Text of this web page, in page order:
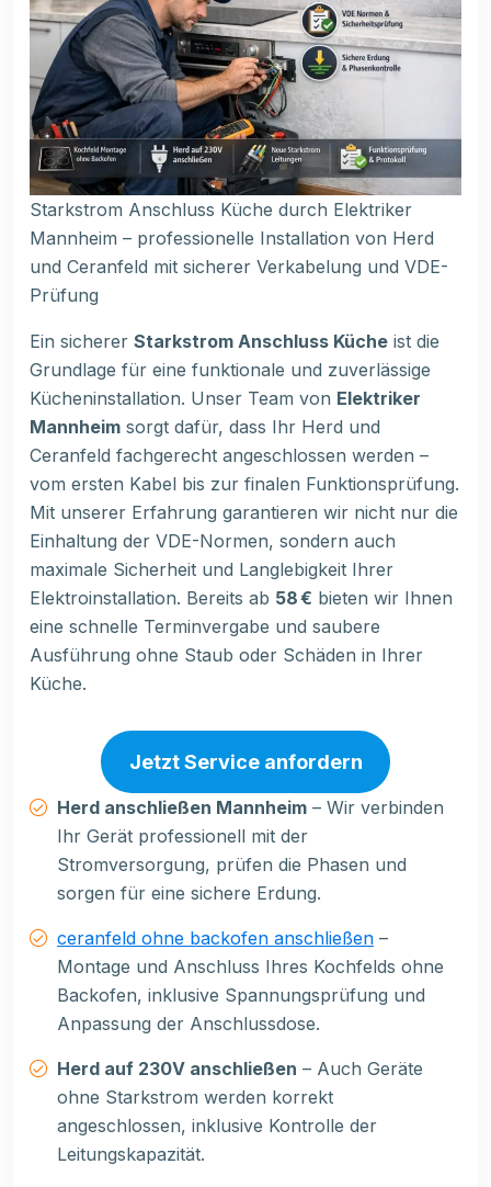
Starkstrom Anschluss Küche durch Elektriker
Mannheim – professionelle Installation von Herd
und Ceranfeld mit sicherer Verkabelung und VDE-
Prüfung
Ein sicherer Starkstrom Anschluss Küche ist die
Grundlage für eine funktionale und zuverlässige
Kücheninstallation. Unser Team von Elektriker
Mannheim sorgt dafür, dass Ihr Herd und
Ceranfeld fachgerecht angeschlossen werden –
vom ersten Kabel bis zur finalen Funktionsprüfung.
Mit unserer Erfahrung garantieren wir nicht nur die
Einhaltung der VDE-Normen, sondern auch
maximale Sicherheit und Langlebigkeit Ihrer
Elektroinstallation. Bereits ab 58 € bieten wir Ihnen
eine schnelle Terminvergabe und saubere
Ausführung ohne Staub oder Schäden in Ihrer
Küche.
Jetzt Service anfordern
Herd anschließen Mannheim – Wir verbinden
Ihr Gerät professionell mit der
Stromversorgung, prüfen die Phasen und
sorgen für eine sichere Erdung.
ceranfeld ohne backofen anschließen –
Montage und Anschluss Ihres Kochfelds ohne
Backofen, inklusive Spannungsprüfung und
Anpassung der Anschlussdose.
Herd auf 230V anschließen – Auch Geräte
ohne Starkstrom werden korrekt
angeschlossen, inklusive Kontrolle der
Leitungskapazität.